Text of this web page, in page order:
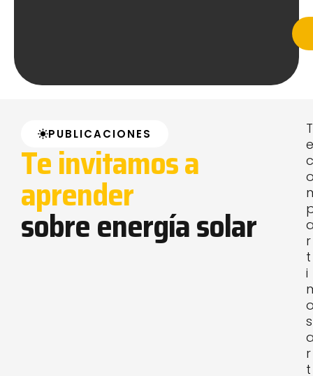
PUBLICACIONES
Te invitamos a
aprender
sobre energía solar
T
e
c
r
t
i
s
r
t